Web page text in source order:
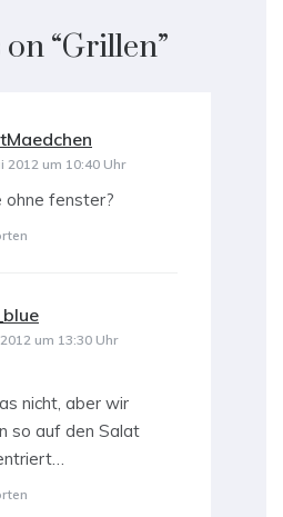
“Grillen”
2012 um 10:40 Uhr
ohne fenster?
um 13:30 Uhr
nicht, aber wir
so auf den Salat